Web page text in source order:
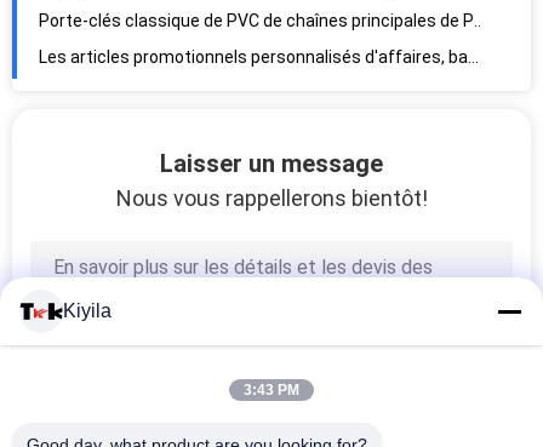
Laisser un message
Nous vous rappellerons bientôt!
Kiyila
3:43 PM